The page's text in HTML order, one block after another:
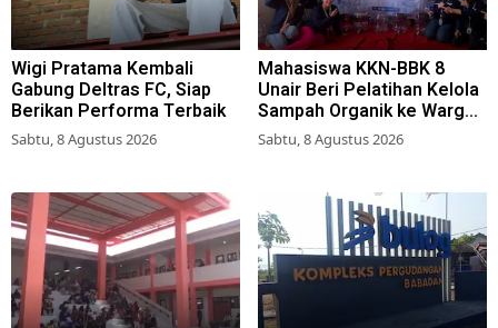
Wigi Pratama Kembali
Gabung Deltras FC, Siap
Berikan Performa Terbaik
Sabtu, 8 Agustus 2026
Mahasiswa KKN-BBK 8
Unair Beri Pelatihan Kelola
Sampah Organik ke Warga
Simokerto Surabaya
Sabtu, 8 Agustus 2026